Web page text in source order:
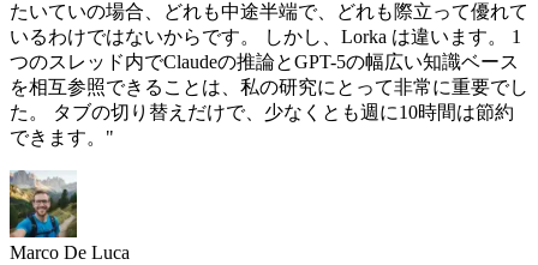
たいていの場合、どれも中途半端で、どれも際立って優れて
いるわけではないからです。 しかし、Lorka は違います。 1
つのスレッド内でClaudeの推論とGPT-5の幅広い知識ベース
を相互参照できることは、私の研究にとって非常に重要でし
た。 タブの切り替えだけで、少なくとも週に10時間は節約
できます。 "
Marco De Luca